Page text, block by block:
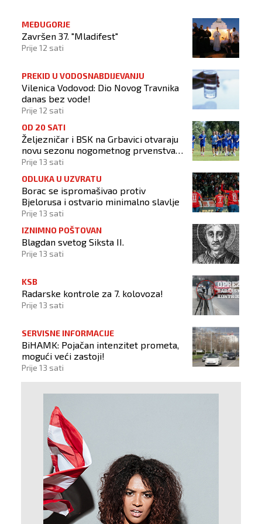
MEĐUGORJE
Završen 37. "Mladifest"
Prije 12 sati
PREKID U VODOSNABDIJEVANJU
Vilenica Vodovod: Dio Novog Travnika
danas bez vode!
Prije 12 sati
OD 20 SATI
Željezničar i BSK na Grbavici otvaraju
novu sezonu nogometnog prvenstva
BiH
Prije 13 sati
ODLUKA U UZVRATU
Borac se ispromašivao protiv
Bjelorusa i ostvario minimalno slavlje
Prije 13 sati
IZNIMNO POŠTOVAN
Blagdan svetog Siksta II.
Prije 13 sati
KSB
Radarske kontrole za 7. kolovoza!
Prije 13 sati
SERVISNE INFORMACIJE
BiHAMK: Pojačan intenzitet prometa,
mogući veći zastoji!
Prije 13 sati